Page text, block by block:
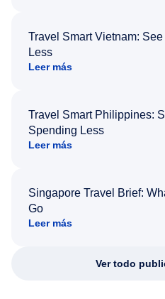
Travel Smart Vietnam:
Less
Leer más
Travel Smart Philippines:
Spending Less
Leer más
Singapore Travel Brief:
Go
Leer más
Ver todo